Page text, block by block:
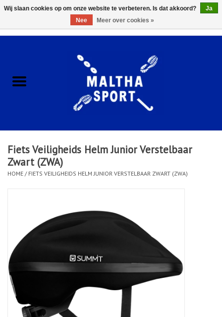
ACCESSOIRES/HARDWARE
KLEDING
CLUBSHOPS
Afspraak Loop Analyse
Diensten
Merken
Fiets Veiligheids Helm Junior Verstelbaar
Zwart (ZWA)
HOME / FIETS VEILIGHEIDS HELM JUNIOR VERSTELBAAR ZWART (ZWA)
Wij slaan cookies op om onze website te verbeteren. Is dat akkoord?
Ja
Nee
Meer over cookies »